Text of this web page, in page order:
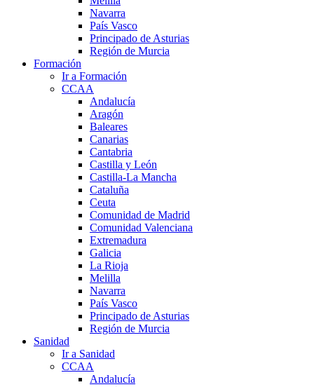
Navarra
País Vasco
Principado de Asturias
Región de Murcia
Formación
Ir a Formación
CCAA
Andalucía
Aragón
Baleares
Canarias
Cantabria
Castilla y León
Castilla-La Mancha
Cataluña
Ceuta
Comunidad de Madrid
Comunidad Valenciana
Extremadura
Galicia
La Rioja
Melilla
Navarra
País Vasco
Principado de Asturias
Región de Murcia
Sanidad
Ir a Sanidad
CCAA
Andalucía